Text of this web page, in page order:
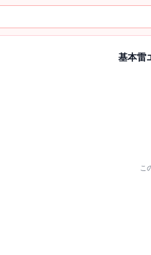
基本雷
こ